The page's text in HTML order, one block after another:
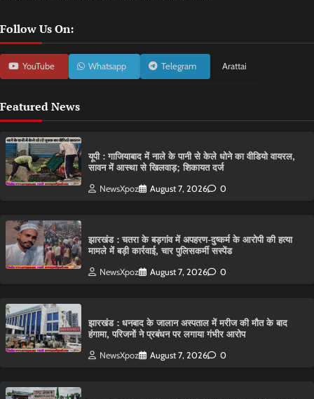
Follow Us On:
YouTube Whatsapp Telegram Arattai
Featured News
यूपी : गाजियाबाद में नाले के पानी से केले धोने का वीडियो वायरल,
सावन में आस्था से खिलवाड़; शिकायत दर्ज
NewsXpoz August 7, 2026 0
झारखंड : चतरा के बड़गांव में अपहरण-दुष्कर्म के आरोपी की हत्या
मामले में बड़ी कार्रवाई, चार पुलिसकर्मी सस्पेंड
NewsXpoz August 7, 2026 0
झारखंड : धनबाद के जालान अस्पताल में मरीज की मौत के बाद
हंगामा, परिजनों ने प्रबंधन पर लगाया गंभीर आरोप
NewsXpoz August 7, 2026 0